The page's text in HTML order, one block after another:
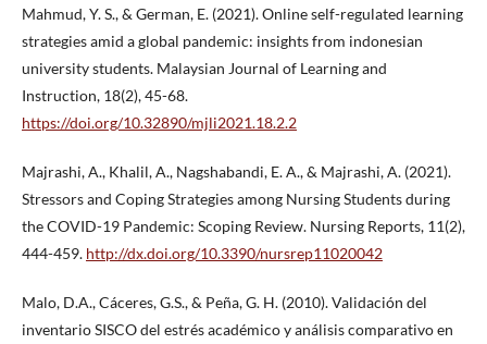
Mahmud, Y. S., & German, E. (2021). Online self-regulated learning
strategies amid a global pandemic: insights from indonesian
university students. Malaysian Journal of Learning and
Instruction, 18(2), 45-68.
https://doi.org/10.32890/mjli2021.18.2.2
Majrashi, A., Khalil, A., Nagshabandi, E. A., & Majrashi, A. (2021).
Stressors and Coping Strategies among Nursing Students during
the COVID-19 Pandemic: Scoping Review. Nursing Reports, 11(2),
444-459. http://dx.doi.org/10.3390/nursrep11020042
Malo, D.A., Cáceres, G.S., & Peña, G. H. (2010). Validación del
inventario SISCO del estrés académico y análisis comparativo en